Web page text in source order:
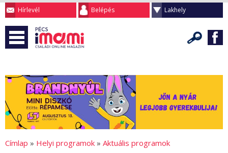
Hírlevél Belépés Lakhely
Címlap » Helyi programok » Aktuális programok